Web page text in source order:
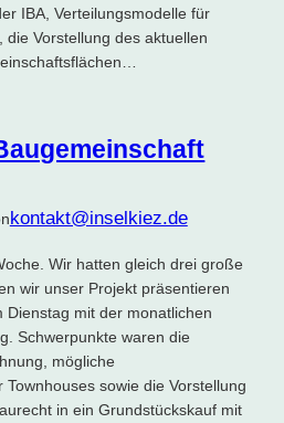
IBA, Verteilungsmodelle für
Vorstellung des aktuellen
kontakt@inselkiez.de
Wir hatten gleich drei große
wir unser Projekt präsentieren
Dienstag mit der monatlichen
Schwerpunkte waren die
mögliche
sowie die Vorstellung
in ein Grundstückskauf mit